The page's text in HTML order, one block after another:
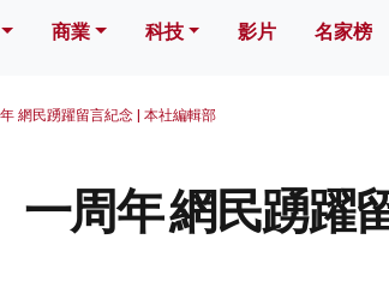
商業 科技 影片 名家榜
網民踴躍留言紀念 | 本社編輯部
一周年 網民踴躍